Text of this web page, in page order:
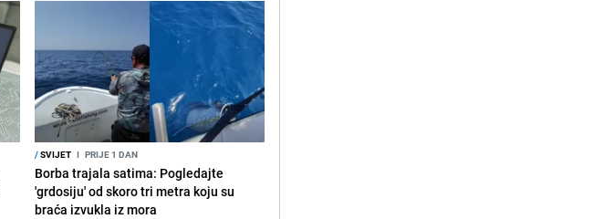
/SVIJET I PRIJE 1 DAN
Borba trajala satima: Pogledajte
'grdosiju' od skoro tri metra koju su
braća izvukla iz mora